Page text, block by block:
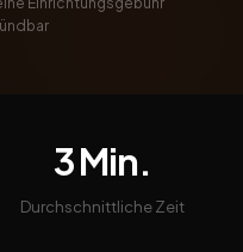
3 Min.
Durchschnittliche Zeit